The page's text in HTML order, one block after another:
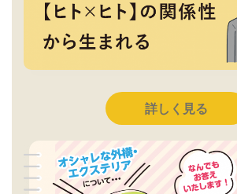
詳しく見る